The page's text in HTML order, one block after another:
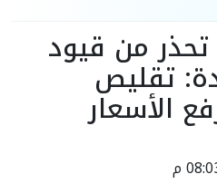
من قيود
تقليص
الأسعار